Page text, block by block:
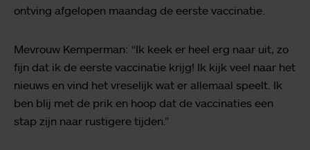
ontving afgelopen maandag de eerste vaccinatie.
Mevrouw Kemperman: “Ik keek er heel erg naar uit, zo
fijn dat ik de eerste vaccinatie krijg! Ik kijk veel naar het
nieuws en vind het vreselijk wat er allemaal speelt. Ik
ben blij met de prik en hoop dat de vaccinaties een
stap zijn naar rustigere tijden.”